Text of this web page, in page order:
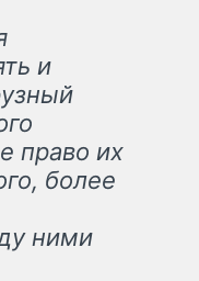
и
право их
более
ними